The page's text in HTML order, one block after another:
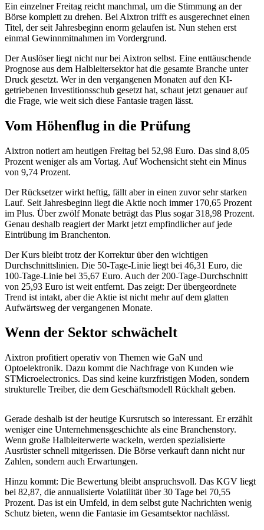
Ein einzelner Freitag reicht manchmal, um die Stimmung an der
Börse komplett zu drehen. Bei Aixtron trifft es ausgerechnet einen
Titel, der seit Jahresbeginn enorm gelaufen ist. Nun stehen erst
einmal Gewinnmitnahmen im Vordergrund.
Der Auslöser liegt nicht nur bei Aixtron selbst. Eine enttäuschende
Prognose aus dem Halbleitersektor hat die gesamte Branche unter
Druck gesetzt. Wer in den vergangenen Monaten auf den KI-
getriebenen Investitionsschub gesetzt hat, schaut jetzt genauer auf
die Frage, wie weit sich diese Fantasie tragen lässt.
Vom Höhenflug in die Prüfung
Aixtron notiert am heutigen Freitag bei 52,98 Euro. Das sind 8,05
Prozent weniger als am Vortag. Auf Wochensicht steht ein Minus
von 9,74 Prozent.
Der Rücksetzer wirkt heftig, fällt aber in einen zuvor sehr starken
Lauf. Seit Jahresbeginn liegt die Aktie noch immer 170,65 Prozent
im Plus. Über zwölf Monate beträgt das Plus sogar 318,98 Prozent.
Genau deshalb reagiert der Markt jetzt empfindlicher auf jede
Eintrübung im Branchenton.
Der Kurs bleibt trotz der Korrektur über den wichtigen
Durchschnittslinien. Die 50-Tage-Linie liegt bei 46,31 Euro, die
100-Tage-Linie bei 35,67 Euro. Auch der 200-Tage-Durchschnitt
von 25,93 Euro ist weit entfernt. Das zeigt: Der übergeordnete
Trend ist intakt, aber die Aktie ist nicht mehr auf dem glatten
Aufwärtsweg der vergangenen Monate.
Wenn der Sektor schwächelt
Aixtron profitiert operativ von Themen wie GaN und
Optoelektronik. Dazu kommt die Nachfrage von Kunden wie
STMicroelectronics. Das sind keine kurzfristigen Moden, sondern
strukturelle Treiber, die dem Geschäftsmodell Rückhalt geben.
Gerade deshalb ist der heutige Kursrutsch so interessant. Er erzählt
weniger eine Unternehmensgeschichte als eine Branchenstory.
Wenn große Halbleiterwerte wackeln, werden spezialisierte
Ausrüster schnell mitgerissen. Die Börse verkauft dann nicht nur
Zahlen, sondern auch Erwartungen.
Hinzu kommt: Die Bewertung bleibt anspruchsvoll. Das KGV liegt
bei 82,87, die annualisierte Volatilität über 30 Tage bei 70,55
Prozent. Das ist ein Umfeld, in dem selbst gute Nachrichten wenig
Schutz bieten, wenn die Fantasie im Gesamtsektor nachlässt.